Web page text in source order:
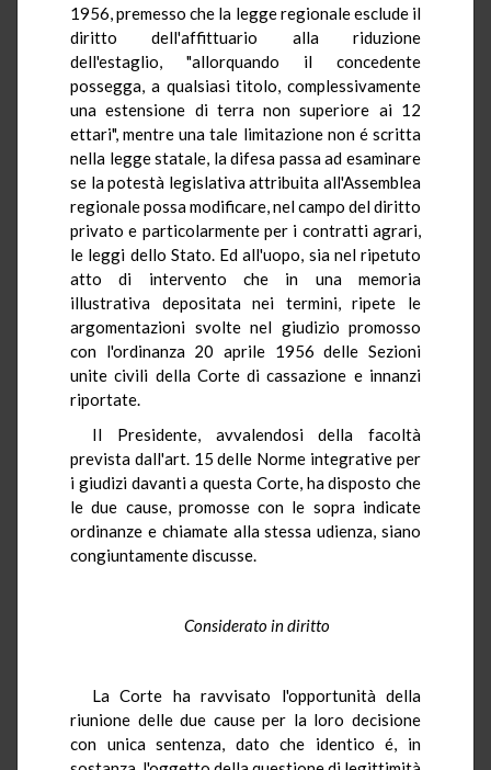
1956, premesso che la legge regionale esclude il
diritto dell'affittuario alla riduzione
dell'estaglio, "allorquando il concedente
possegga, a qualsiasi titolo, complessivamente
una estensione di terra non superiore ai 12
ettari", mentre una tale limitazione non é scritta
nella legge statale, la difesa passa ad esaminare
se la potestà legislativa attribuita all'Assemblea
regionale possa modificare, nel campo del diritto
privato e particolarmente per i contratti agrari,
le leggi dello Stato. Ed all'uopo, sia nel ripetuto
atto di intervento che in una memoria
illustrativa depositata nei termini, ripete le
argomentazioni svolte nel giudizio promosso
con l'ordinanza 20 aprile 1956 delle Sezioni
unite civili della Corte di cassazione e innanzi
riportate.
Il Presidente, avvalendosi della facoltà
prevista dall'art. 15 delle Norme integrative per
i giudizi davanti a questa Corte, ha disposto che
le due cause, promosse con le sopra indicate
ordinanze e chiamate alla stessa udienza, siano
congiuntamente discusse.
Considerato in diritto
La Corte ha ravvisato l'opportunità della
riunione delle due cause per la loro decisione
con unica sentenza, dato che identico é, in